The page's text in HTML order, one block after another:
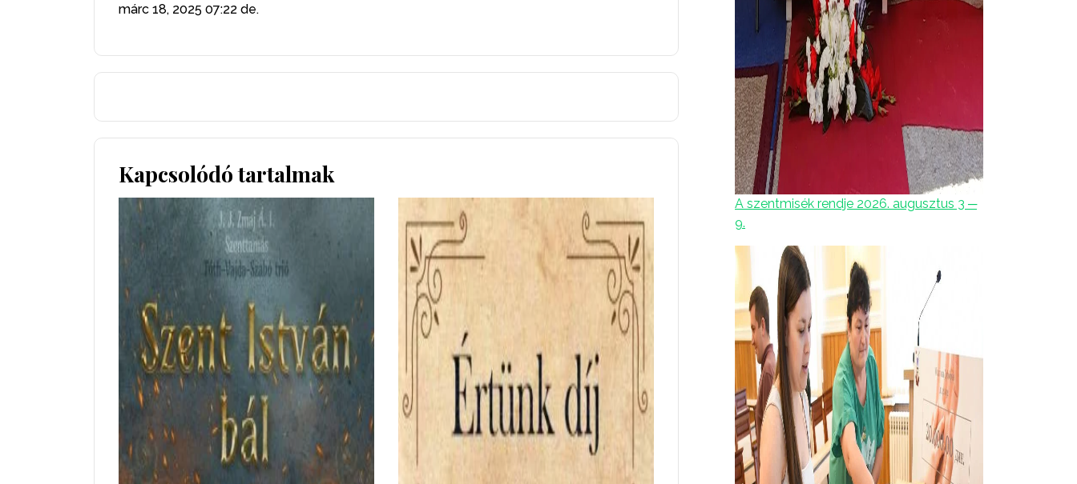
márc 18, 2025 07:22 de.
Kapcsolódó tartalmak
A szentmisék rendje 2026. augusztus 3 ─
9.